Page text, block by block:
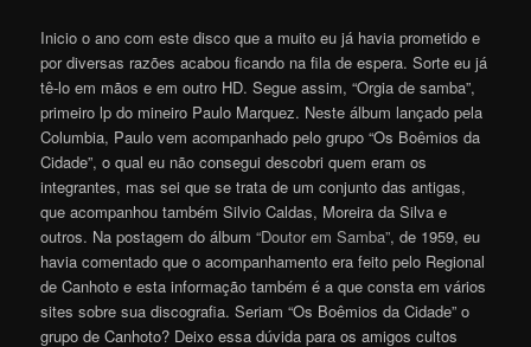
Inicio o ano com este disco que a muito eu já havia prometido e
por diversas razões acabou ficando na fila de espera. Sorte eu já
tê-lo em mãos e em outro HD. Segue assim, “Orgia de samba”,
primeiro lp do mineiro Paulo Marquez. Neste álbum lançado pela
Columbia, Paulo vem acompanhado pelo grupo “Os Boêmios da
Cidade”, o qual eu não consegui descobri quem eram os
integrantes, mas sei que se trata de um conjunto das antigas,
que acompanhou também Silvio Caldas, Moreira da Silva e
outros. Na postagem do álbum“Doutor em Samba”, de 1959, eu
havia comentado que o acompanhamento era feito pelo Regional
de Canhoto e esta informação também é a que consta em vários
sites sobre sua discografia. Seriam “Os Boêmios da Cidade” o
grupo de Canhoto? Deixo essa dúvida para os amigos cultos